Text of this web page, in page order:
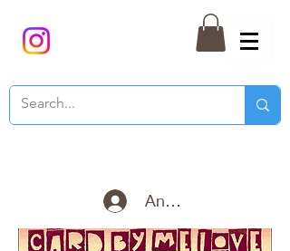
Anmelden